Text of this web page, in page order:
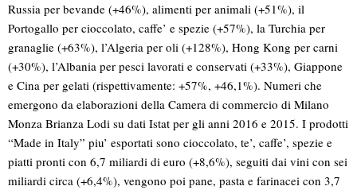
Russia per bevande (+46%), alimenti per animali (+51%), il
Portogallo per cioccolato, caffe’ e spezie (+57%), la Turchia per
granaglie (+63%), l’Algeria per oli (+128%), Hong Kong per carni
(+30%), l’Albania per pesci lavorati e conservati (+33%), Giappone
e Cina per gelati (rispettivamente: +57%, +46,1%). Numeri che
emergono da elaborazioni della Camera di commercio di Milano
Monza Brianza Lodi su dati Istat per gli anni 2016 e 2015. I prodotti
“Made in Italy” piu’ esportati sono cioccolato, te’, caffe’, spezie e
piatti pronti con 6,7 miliardi di euro (+8,6%), seguiti dai vini con sei
miliardi circa (+6,4%), vengono poi pane, pasta e farinacei con 3,7